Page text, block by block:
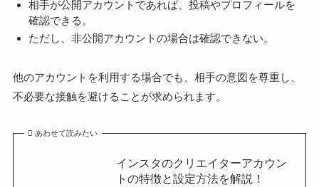
相手が公開アカウントであれば、投稿やプロフィールを
確認できる。
ただし、非公開アカウントの場合は確認できない。
他のアカウントを利用する場合でも、相手の意図を尊重し、
不必要な接触を避けることが求められます。
あわせて読みたい
インスタのクリエイターアカウン
トの特徴と設定方法を解説！